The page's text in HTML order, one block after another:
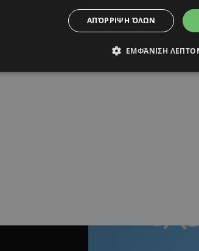
ΑΠΌΡΡΙΨΗ ΌΛΩΝ
ΕΜΦΆΝΙΣΗ